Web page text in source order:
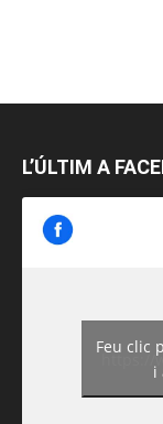
L’ÚLTIM A
https://
Feu clic
i